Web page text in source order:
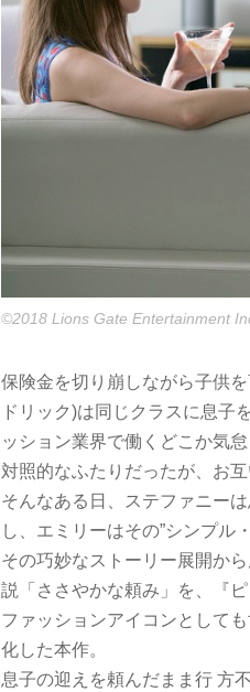
©2018 Lions Gate Entertainment
保険金を切り崩しながら子供
ドリック)は同じクラスに息子
ッション業界で働くどこか気
対照的なふたりだったが、お
そんなある日、ステファニー
し、エミリーはその”シンプル
その巧妙なストーリー展開か
説「ささやかな頼み」を、『
ファッションアイコンとして
化した本作。
息子の迎えを頼んだまま行 方